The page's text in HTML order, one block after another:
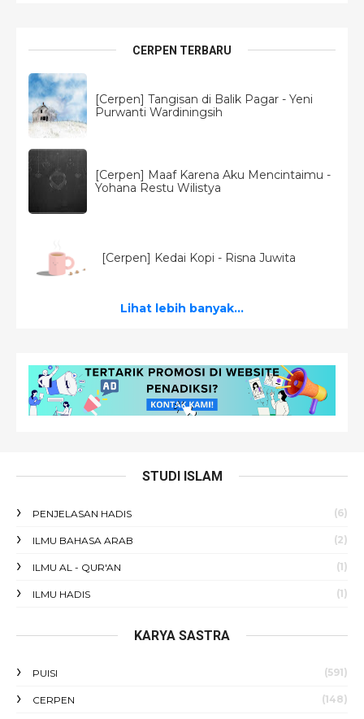
CERPEN TERBARU
[Cerpen] Tangisan di Balik Pagar - Yeni
Purwanti Wardiningsih
[Cerpen] Maaf Karena Aku Mencintaimu -
Yohana Restu Wilistya
[Cerpen] Kedai Kopi - Risna Juwita
Lihat lebih banyak...
STUDI ISLAM
PENJELASAN HADIS (6)
ILMU BAHASA ARAB (2)
ILMU AL - QUR'AN (1)
ILMU HADIS (1)
KARYA SASTRA
PUISI (591)
CERPEN (148)